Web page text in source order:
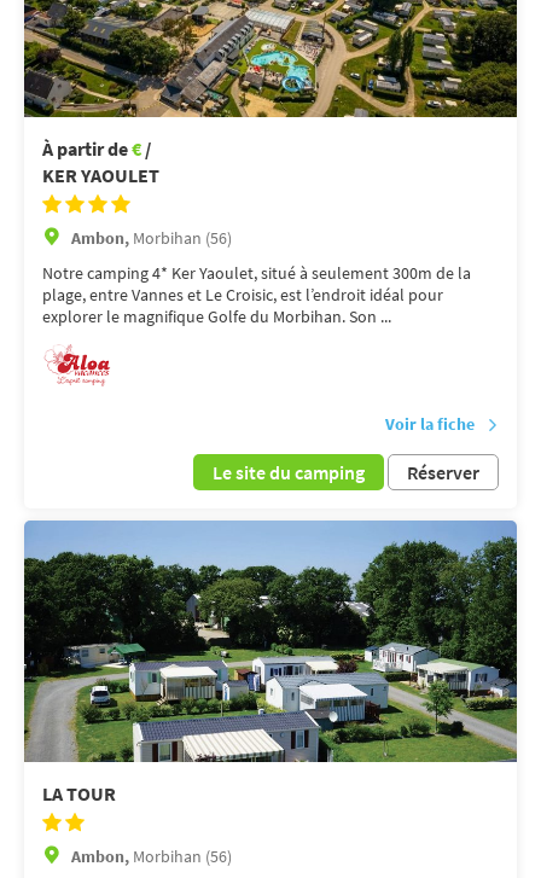
À partir de€ /
KER YAOULET
Ambon, Morbihan (56)
Notre camping 4* Ker Yaoulet, situé à seulement 300m de la
plage, entre Vannes et Le Croisic, est l’endroit idéal pour
explorer le magnifique Golfe du Morbihan. Son ...
Voir la fiche
Le site du camping Réserver
LA TOUR
Ambon, Morbihan (56)